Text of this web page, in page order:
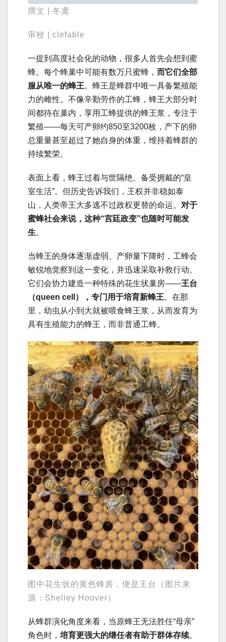
撰文 | 冬鸢
审校 | clefable
一提到高度社会化的动物，很多人首先会想到蜜
蜂。每个蜂巢中可能有数万只蜜蜂， 而它们全部
服从唯一的蜂王。蜂王是蜂群中唯一具备繁殖能
力的雌性。不像辛勤劳作的工蜂，蜂王大部分时
间都待在巢内，享用工蜂提供的蜂王浆，专注于
繁殖——每天可产卵约850至3200枚，产下的卵
总重量甚至超过了她自身的体重，维持着蜂群的
持续繁荣。
表面上看，蜂王过着与世隔绝、备受拥戴的“皇
室生活”。但历史告诉我们，王权并非稳如泰
山，人类帝王大多逃不过政权更替的命运。 对于
蜜蜂社会来说，这种“宫廷政变”也随时可能发
生。
当蜂王的身体逐渐虚弱、产卵量下降时，工蜂会
敏锐地觉察到这一变化，并迅速采取补救行动。
它们会协力建造一种特殊的花生状巢房——王台
（queen cell），专门用于培育新蜂王。在那
里，幼虫从小到大就被喂食蜂王浆，从而发育为
具有生殖能力的蜂王，而非普通工蜂。
图中花生状的黄色蜂房，便是王台（图片来
源：Shelley Hoover）
从蜂群演化角度来看，当原蜂王无法胜任“母亲”
角色时， 培育更强大的继任者有助于群体存续。